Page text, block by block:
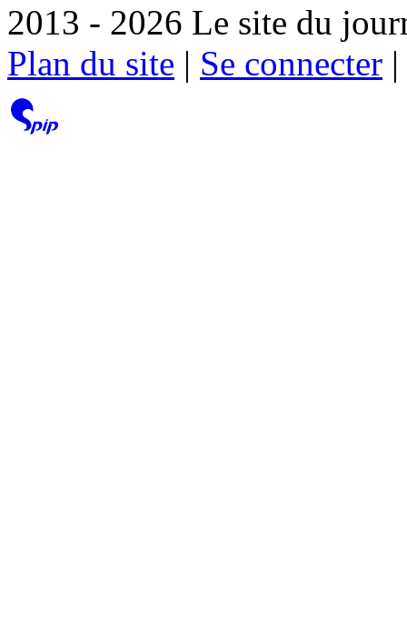
2013 - 2026 Le site du
Plan du site | Se connecter |